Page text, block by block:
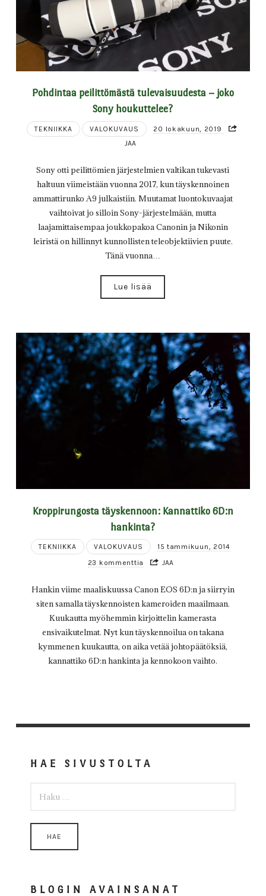
Pohdintaa peilittömästä tulevaisuudesta – joko
Sony houkuttelee?
TEKNIIKKA VALOKUVAUS
20 lokakuun, 2019
JAA
Sony otti peilittömien järjestelmien valtikan tukevasti
haltuun viimeistään vuonna 2017, kun täyskennoinen
ammattirunko A9 julkaistiin. Muutamat luontokuvaajat
vaihtoivat jo silloin Sony-järjestelmään, mutta
laajamittaisempaa joukkopakoa Canonin ja Nikonin
leiristä on hillinnyt kunnollisten teleobjektiivien puute.
Tänä vuonna…
Lue lisää
Kroppirungosta täyskennoon: Kannattiko 6D:n
hankinta?
TEKNIIKKA VALOKUVAUS
15 tammikuun, 2014
23 kommenttia
JAA
Hankin viime maaliskuussa Canon EOS 6D:n ja siirryin
siten samalla täyskennoisten kameroiden maailmaan.
Kuukautta myöhemmin kirjoittelin kamerasta
ensivaikutelmat. Nyt kun täyskennoilua on takana
kymmenen kuukautta, on aika vetää johtopäätöksiä,
kannattiko 6D:n hankinta ja kennokoon vaihto.
HAE SIVUSTOLTA
BLOGIN AVAINSANAT